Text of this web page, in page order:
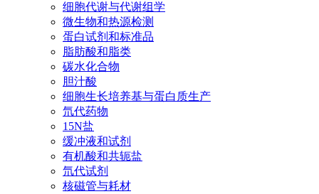
细胞代谢与代谢组学
微生物和热源检测
蛋白试剂和标准品
脂肪酸和脂类
碳水化合物
胆汁酸
细胞生长培养基与蛋白质生产
氘代药物
15N盐
缓冲液和试剂
有机酸和共轭盐
氘代试剂
核磁管与耗材